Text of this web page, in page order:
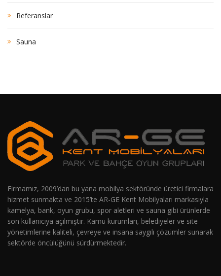
Referanslar
Sauna
Firmamız, 2009’dan bu yana mobilya sektöründe üretici firmalara
hizmet sunmakta ve 2015’te AR-GE Kent Mobilyaları markasıyla
kamelya, bank, oyun grubu, spor aletleri ve sauna gibi ürünlerde
son kullanıcıya açılmıştır. Kamu kurumları, belediyeler ve site
yönetimlerine kaliteli, çevreye ve insana saygılı çözümler sunarak
sektörde öncülüğünü sürdürmektedir.